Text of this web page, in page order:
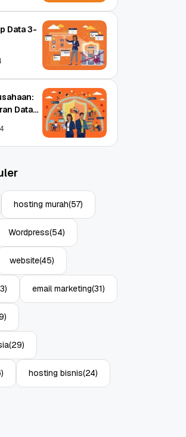
untuk
Limitasi
4
Data 3-
Data
4
hosting murah(57)
Wordpress(54)
website(45)
email marketing(31)
(29)
hosting bisnis(24)